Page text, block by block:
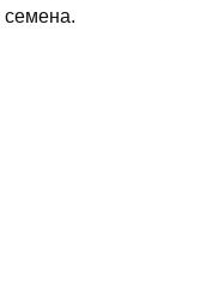
семена.